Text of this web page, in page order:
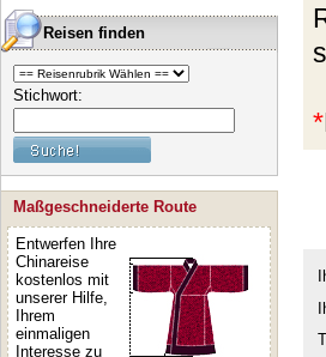
Reisen finden
Stichwort:
Maßgeschneiderte Route
Entwerfen Ihre
Chinareise
kostenlos mit
unserer Hilfe,
Ihrem
einmaligen
Interesse zu
*